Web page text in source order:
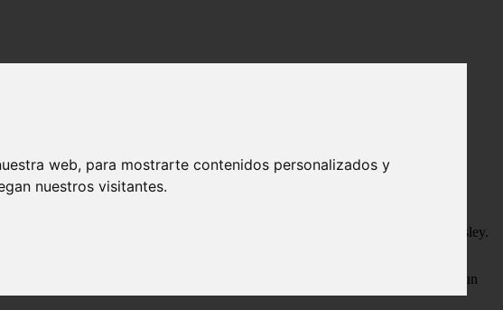
web, para mostrarte contenidos personalizados y
nuestros visitantes.
difícil seguir adelante. Esta vez fue el turno, por segunda vez, de la familia Weasley.
del mismo engendro maligno. Ron no fue la excepción, y aquella noche, al
si allí fuese a encontrar a su hermano diciéndole que en realidad todo era un